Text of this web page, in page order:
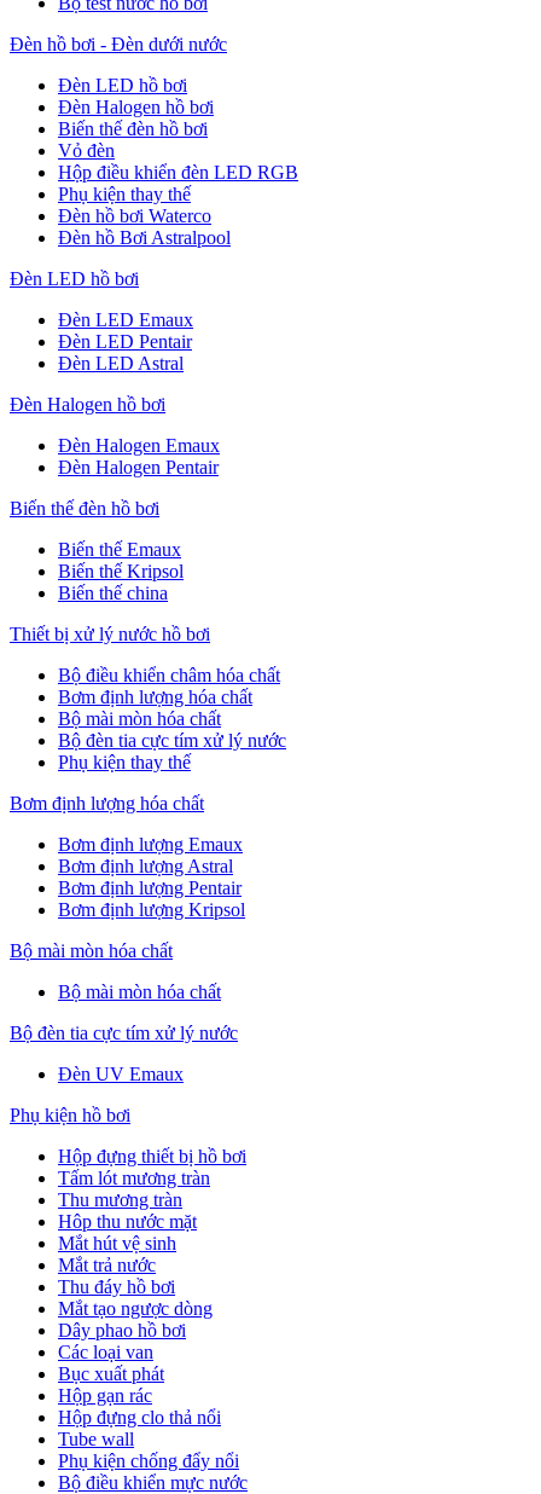
Đèn hồ bơi - Đèn dưới nước
Đèn LED hồ bơi
Đèn Halogen hồ bơi
Biến thế đèn hồ bơi
Vỏ đèn
Hộp điều khiển đèn LED RGB
Phụ kiện thay thế
Đèn hồ bơi Waterco
Đèn hồ Bơi Astralpool
Đèn LED hồ bơi
Đèn LED Emaux
Đèn LED Pentair
Đèn LED Astral
Đèn Halogen hồ bơi
Đèn Halogen Emaux
Đèn Halogen Pentair
Biến thế đèn hồ bơi
Biến thế Emaux
Biến thế Kripsol
Biến thế china
Thiết bị xử lý nước hồ bơi
Bộ điều khiển châm hóa chất
Bơm định lượng hóa chất
Bộ mài mòn hóa chất
Bộ đèn tia cực tím xử lý nước
Phụ kiện thay thế
Bơm định lượng hóa chất
Bơm định lượng Emaux
Bơm định lượng Astral
Bơm định lượng Pentair
Bơm định lượng Kripsol
Bộ mài mòn hóa chất
Bộ mài mòn hóa chất
Bộ đèn tia cực tím xử lý nước
Đèn UV Emaux
Phụ kiện hồ bơi
Hộp đựng thiết bị hồ bơi
Tấm lót mương tràn
Thu mương tràn
Hôp thu nước mặt
Mắt hút vệ sinh
Mắt trả nước
Thu đáy hồ bơi
Mắt tạo ngược dòng
Dây phao hồ bơi
Các loại van
Bục xuất phát
Hộp gạn rác
Hộp đựng clo thả nổi
Tube wall
Phụ kiện chống đẩy nổi
Bộ điều khiển mực nước